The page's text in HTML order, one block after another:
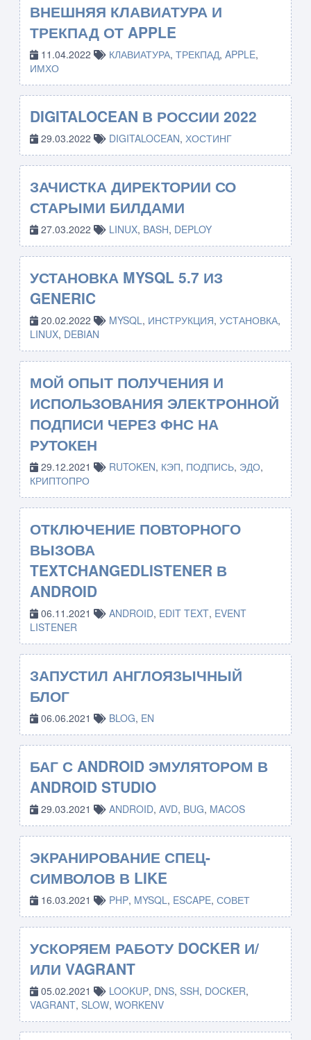
ВНЕШНЯЯ КЛАВИАТУРА И
ТРЕКПАД ОТ APPLE
11.04.2022 КЛАВИАТУРА, ТРЕКПАД, APPLE,
ИМХО
DIGITALOCEAN В РОССИИ 2022
29.03.2022 DIGITALOCEAN, ХОСТИНГ
ЗАЧИСТКА ДИРЕКТОРИИ СО
СТАРЫМИ БИЛДАМИ
27.03.2022 LINUX, BASH, DEPLOY
УСТАНОВКА MYSQL 5.7 ИЗ
GENERIC
20.02.2022 MYSQL, ИНСТРУКЦИЯ, УСТАНОВКА,
LINUX, DEBIAN
МОЙ ОПЫТ ПОЛУЧЕНИЯ И
ИСПОЛЬЗОВАНИЯ ЭЛЕКТРОННОЙ
ПОДПИСИ ЧЕРЕЗ ФНС НА
РУТОКЕН
29.12.2021 RUTOKEN, КЭП, ПОДПИСЬ, ЭДО,
КРИПТОПРО
ОТКЛЮЧЕНИЕ ПОВТОРНОГО
ВЫЗОВА
TEXTCHANGEDLISTENER В
ANDROID
06.11.2021 ANDROID, EDIT TEXT, EVENT
LISTENER
ЗАПУСТИЛ АНГЛОЯЗЫЧНЫЙ
БЛОГ
06.06.2021 BLOG, EN
БАГ С ANDROID ЭМУЛЯТОРОМ В
ANDROID STUDIO
29.03.2021 ANDROID, AVD, BUG, MACOS
ЭКРАНИРОВАНИЕ СПЕЦ-
СИМВОЛОВ В LIKE
16.03.2021 PHP, MYSQL, ESCAPE, СОВЕТ
УСКОРЯЕМ РАБОТУ DOCKER И/
ИЛИ VAGRANT
05.02.2021 LOOKUP, DNS, SSH, DOCKER,
VAGRANT, SLOW, WORKENV